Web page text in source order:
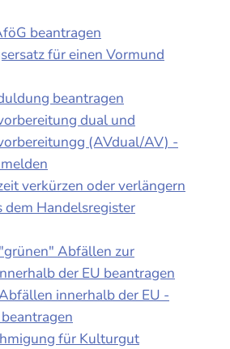
beantragen
für einen Vormund
beantragen
dual und
(AVdual/AV) -
verkürzen oder verlängern
dem Handelsregister
Abfällen zur
der EU beantragen
innerhalb der EU -
für Kulturgut